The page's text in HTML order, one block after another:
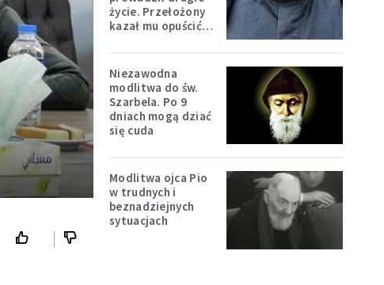
życie. Przełożony
kazał mu opuścić
Niezawodna
modlitwa do św.
Szarbela. Po 9
dniach mogą dziać
się cuda
Modlitwa ojca Pio
w trudnych i
beznadziejnych
sytuacjach